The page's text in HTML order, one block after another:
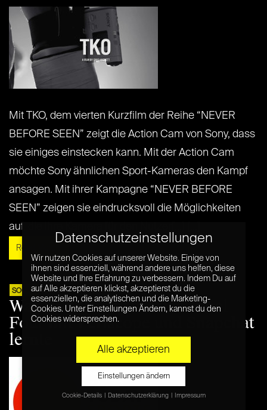
Mit TKO, dem vierten Kurzfilm der Reihe “NEVER
BEFORE SEEN” zeigt die Action Cam von Sony, dass
sie einiges einstecken kann. Mit der Action Cam
möchte Sony ähnlichen Sport-Kameras den Kampf
ansagen. Mit ihrer Kampagne “NEVER BEFORE
SEEN” zeigen sie eindrucksvoll die Möglichkeiten
auf, die ihre Kamera für den Nutzer[...] [...]
Read More »
SOCIAL 15. APR. 2015
Was USA Today bei den Final
Four mit Periscope und Snapchat
lernte
Datenschutzeinstellungen
Wir nutzen Cookies auf unserer Website. Einige von
ihnen sind essenziell, während andere uns helfen, diese
Website und Ihre Erfahrung zu verbessern. Indem Du auf
auf Alle akzeptieren klickst, akzeptierst du die
essenziellen, die analytischen und die Marketing-
Cookies. Unter Einstellungen Ändern, kannst du den
Cookies widersprechen.
Alle akzeptieren
Einstellungen ändern
Cookie-Details Datenschutzerklärung Impressum